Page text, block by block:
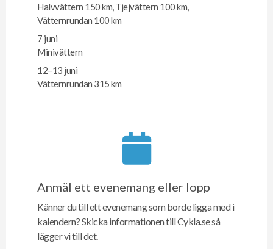
Halvvättern 150 km, Tjejvättern 100 km,
Vätternrundan 100 km
7 juni
Minivättern
12–13 juni
Vätternrundan 315 km
Anmäl ett evenemang eller lopp
Känner du till ett evenemang som borde ligga med i
kalendern? Skicka informationen till Cykla.se så
lägger vi till det.